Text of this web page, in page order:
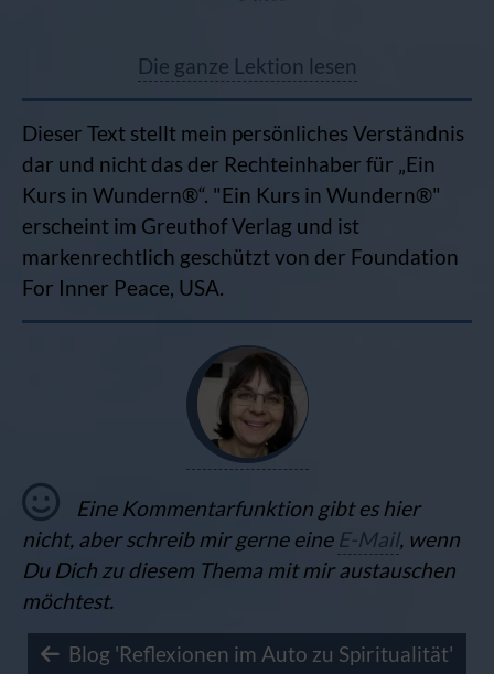
Die ganze Lektion lesen
Dieser Text stellt mein persönliches Verständnis
dar und nicht das der Rechteinhaber für „Ein
Kurs in Wundern®“. "Ein Kurs in Wundern®"
erscheint im Greuthof Verlag und ist
markenrechtlich geschützt von der Foundation
For Inner Peace, USA.
Eine Kommentarfunktion gibt es hier
nicht, aber schreib mir gerne eine E-Mail, wenn
Du Dich zu diesem Thema mit mir austauschen
möchtest.
Blog 'Reflexionen im Auto zu Spiritualität'